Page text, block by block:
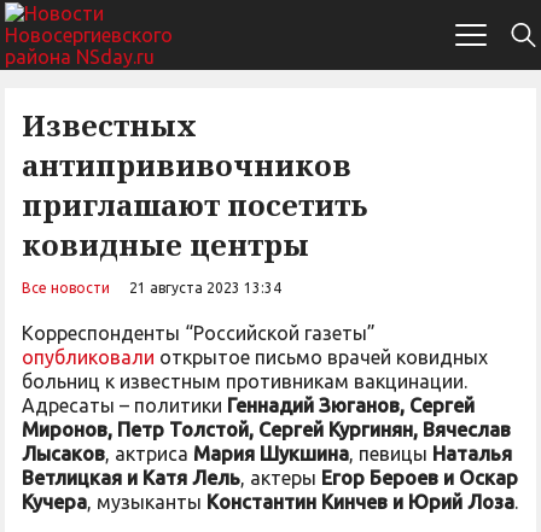
Известных
антипрививочников
приглашают посетить
ковидные центры
Все новости 21 августа 2023 13:34
Корреспонденты “Российской газеты”
опубликовали открытое письмо врачей ковидных
больниц к известным противникам вакцинации.
Адресаты – политики Геннадий Зюганов, Сергей
Миронов, Петр Толстой, Сергей Кургинян, Вячеслав
Лысаков, актриса Мария Шукшина, певицы Наталья
Ветлицкая и Катя Лель, актеры Егор Бероев и Оскар
Кучера, музыканты Константин Кинчев и Юрий Лоза.